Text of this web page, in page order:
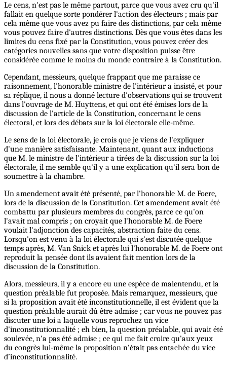
Le cens, n'est pas le même partout, parce que vous avez cru qu'il
fallait en quelque sorte pondérer l'action des électeurs ; mais par
cela même que vous avez pu faire des distinctions, par cela même
vous pouvez faire d'autres distinctions. Dès que vous êtes dans les
limites du cens fixé par la Constitution, vous pouvez créer des
catégories nouvelles sans que votre disposition puisse être
considérée comme le moins du monde contraire à la Constitution.
Cependant, messieurs, quelque frappant que me paraisse ce
raisonnement, l'honorable ministre de l'intérieur a insisté, et pour
sa réplique, il nous a donné lecture d'observations qui se trouvent
dans l'ouvrage de M. Huyttens, et qui ont été émises lors de la
discussion de l'article de la Constitution, concernant le cens
électoral, et lors des débats sur la loi électorale elle-même.
Le sens de la loi électorale, je crois que je viens de l'expliquer
d'une manière satisfaisante. Maintenant, quant aux inductions
que M. le ministre de l'intérieur a tirées de la discussion sur la loi
électorale, il me semble qu'il y a une explication qu'il sera bon de
soumettre à la chambre.
Un amendement avait été présenté, par l'honorable M. de Foere,
lors de la discussion de la Constitution. Cet amendement avait été
combattu par plusieurs membres du congrès, parce ce qu'on
l'avait mal compris ; on croyait que l'honorable M. de Foere
voulait l'adjonction des capacités, abstraction faite du cens.
Lorsqu'on est venu à la loi électorale qui s'est discutée quelque
temps après, M. Van Snick et après lui l'honorable M. de Foere ont
reproduit la pensée dont ils avaient fait mention lors de la
discussion de la Constitution.
Alors, messieurs, il y a encore eu une espèce de malentendu, et la
question préalable fut proposée. Mais remarquez, messieurs, que
si la proposition avait été inconstitutionnelle, il est évident que la
question préalable aurait dû être admise ; car vous ne pouvez pas
discuter une loi a laquelle vous reprochez un vice
d'inconstitutionnalité ; eh bien, la question préalable, qui avait été
soulevée, n'a pas été admise ; ce qui me fait croire qu'aux yeux
du congrès lui-même la proposition n'était pas entachée du vice
d’inconstitutionnalité.